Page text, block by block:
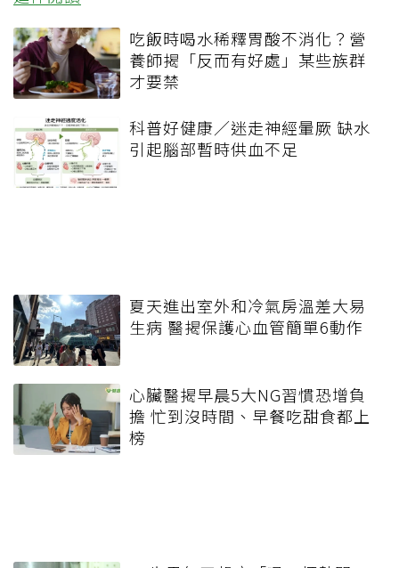
吃飯時喝水稀釋胃酸不消化？營
養師揭「反而有好處」某些族群
才要禁
科普好健康／迷走神經暈厥 缺水
引起腦部暫時供血不足
夏天進出室外和冷氣房溫差大易
生病 醫揭保護心血管簡單6動作
心臟醫揭早晨5大NG習慣恐增負
擔 忙到沒時間、早餐吃甜食都上
榜